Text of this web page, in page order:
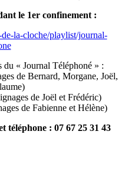
le 1er confinement :
de-la-cloche/playlist/journal-
du « Journal Téléphoné » :
de Bernard, Morgane, Joël,
de Joël et Frédéric)
de Fabienne et Hélène)
téléphone : 07 67 25 31 43